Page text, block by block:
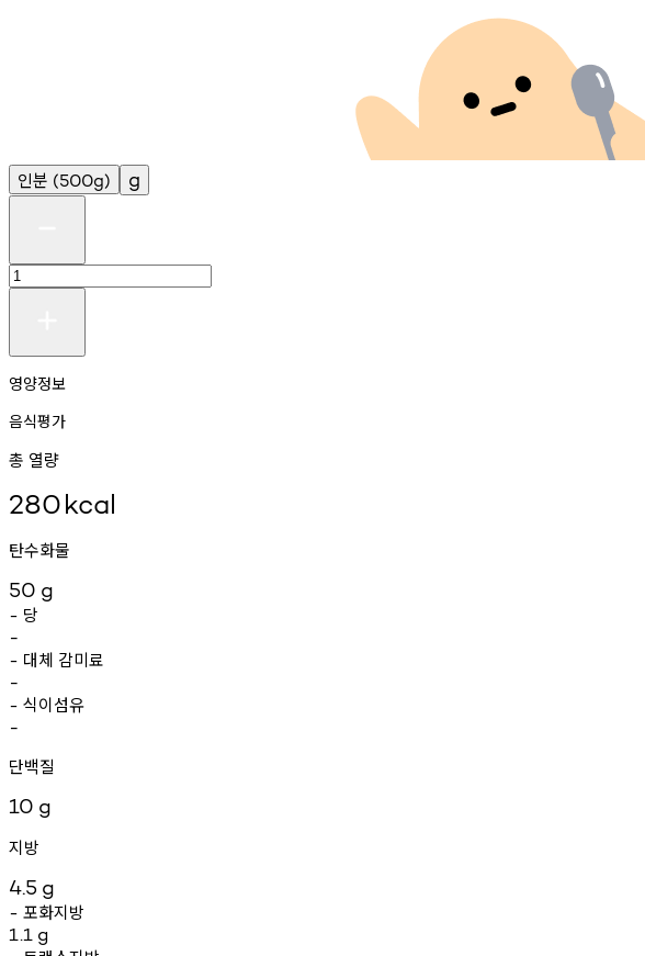
인분 (500g) g
영양정보
음식평가
총 열량
280kcal
탄수화물
50 g
- 당
-
- 대체 감미료
-
- 식이섬유
-
단백질
10 g
지방
4.5 g
- 포화지방
1.1 g